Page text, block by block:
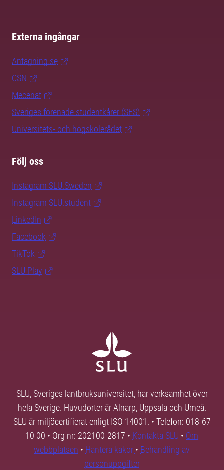
Externa ingångar
Antagning.se
CSN
Mecenat
Sveriges förenade studentkårer (SFS)
Universitets- och högskolerådet
Följ oss
Instagram SLU.Sweden
Instagram SLU.student
LinkedIn
Facebook
TikTok
SLU Play
SLU, Sveriges lantbruksuniversitet, har verksamhet över
hela Sverige. Huvudorter är Alnarp, Uppsala och Umeå.
SLU är miljöcertifierat enligt ISO 14001. • Telefon: 018-67
10 00 • Org nr: 202100-2817 • Kontakta SLU • Om
webbplatsen • Hantera kakor • Behandling av
personuppgifter